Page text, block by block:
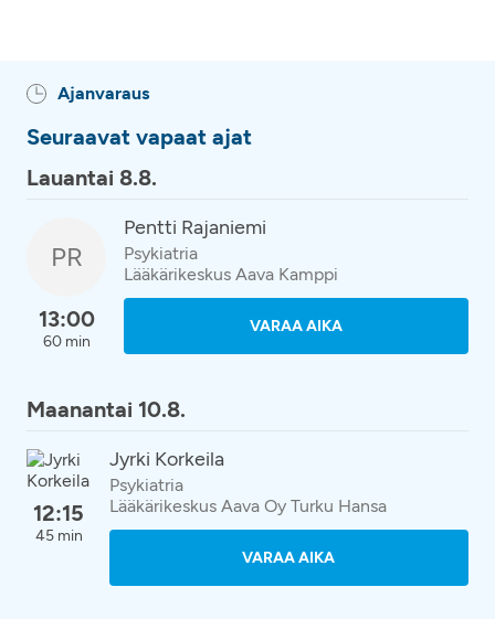
Ajanvaraus
Seuraavat vapaat ajat
Lauantai 8.8.
PR
13:00
60 min
Pentti Rajaniemi
Psykiatria
Lääkärikeskus Aava Kamppi
VARAA AIKA
Maanantai 10.8.
12:15
45 min
Jyrki Korkeila
Psykiatria
Lääkärikeskus Aava Oy Turku Hansa
VARAA AIKA